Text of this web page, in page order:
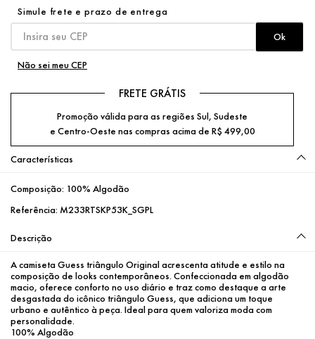
Não sei meu CEP
FRETE GRÁTIS
Promoção válida para as regiões Sul, Sudeste
e Centro-Oeste nas compras acima de R$ 499,00
Características
Composição: 100% Algodão
Referência: M233RTSKP53K_SGPL
Descrição
A camiseta Guess triângulo Original acrescenta atitude e estilo na
composição de looks contemporâneos. Confeccionada em algodão
macio, oferece conforto no uso diário e traz como destaque a arte
desgastada do icônico triângulo Guess, que adiciona um toque
urbano e autêntico à peça. Ideal para quem valoriza moda com
personalidade.
100% Algodão